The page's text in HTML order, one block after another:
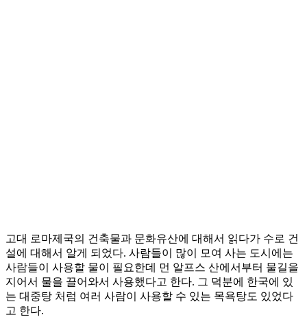
고대 로마제국의 건축물과 문화유산에 대해서 읽다가 수로 건
설에 대해서 알게 되었다. 사람들이 많이 모여 사는 도시에는
사람들이 사용할 물이 필요한데 먼 알프스 산에서부터 물길을
지어서 물을 끌어와서 사용했다고 한다. 그 덕분에 한국에 있
는 대중탕 처럼 여러 사람이 사용할 수 있는 목욕탕도 있었다
고 한다.